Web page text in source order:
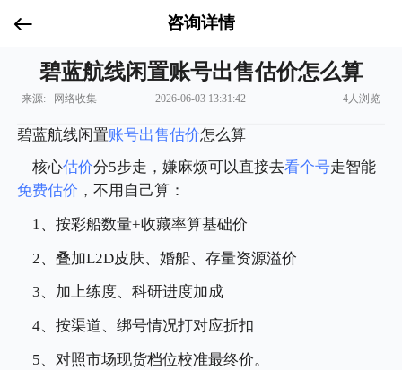
咨询详情
碧蓝航线闲置账号出售估价怎么算
来源: 网络收集 2026-06-03 13:31:42 4人浏览
碧蓝航线闲置账号出售估价怎么算
核心估价分5步走，嫌麻烦可以直接去看个号走智能
免费估价 ，不用自己算：
1、按彩船数量+收藏率算基础价
2、叠加L2D皮肤、婚船、存量资源溢价
3、加上练度、科研进度加成
4、按渠道、绑号情况打对应折扣
5、对照市场现货档位校准最终价。